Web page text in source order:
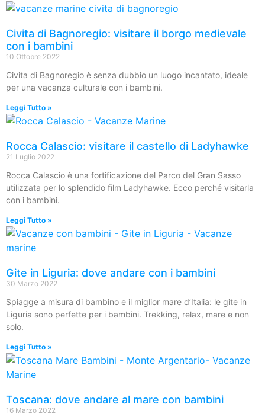
Civita di Bagnoregio: visitare il borgo medievale
con i bambini
10 Ottobre 2022
Civita di Bagnoregio è senza dubbio un luogo incantato, ideale
per una vacanza culturale con i bambini.
Leggi Tutto »
Rocca Calascio: visitare il castello di Ladyhawke
21 Luglio 2022
Rocca Calascio è una fortificazione del Parco del Gran Sasso
utilizzata per lo splendido film Ladyhawke. Ecco perché visitarla
con i bambini.
Leggi Tutto »
Gite in Liguria: dove andare con i bambini
30 Marzo 2022
Spiagge a misura di bambino e il miglior mare d’Italia: le gite in
Liguria sono perfette per i bambini. Trekking, relax, mare e non
solo.
Leggi Tutto »
Toscana: dove andare al mare con bambini
16 Marzo 2022